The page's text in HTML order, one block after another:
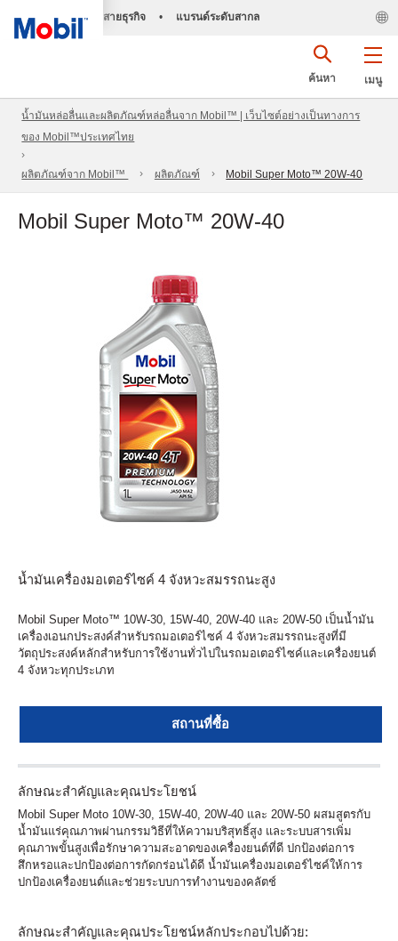
สายธุรกิจ • แบรนด์ระดับสากล
เมนู
ค้นหา
น้ำมันหล่อลื่นและผลิตภัณฑ์หล่อลื่นจาก Mobil™ | เว็บไซต์อย่างเป็นทางการ
ของ Mobil™ประเทศไทย
ผลิตภัณฑ์จาก Mobil™ ผลิตภัณฑ์ Mobil Super Moto™ 20W-40
Mobil Super Moto™ 20W-40
น้ำมันเครื่องมอเตอร์ไซค์ 4 จังหวะสมรรถนะสูง
Mobil Super Moto™ 10W-30, 15W-40, 20W-40 และ 20W-50 เป็นน้ำมัน
เครื่องเอนกประสงค์สำหรับรถมอเตอร์ไซค์ 4 จังหวะสมรรถนะสูงที่มี
วัตถุประสงค์หลักสำหรับการใช้งานทั่วไปในรถมอเตอร์ไซค์และเครื่องยนต์
4 จังหวะทุกประเภท
สถานที่ซื้อ
ลักษณะสำคัญและคุณประโยชน์
Mobil Super Moto 10W-30, 15W-40, 20W-40 และ 20W-50 ผสมสูตรกับ
น้ำมันแร่คุณภาพผ่านกรรมวิธีที่ให้ความบริสุทธิ์สูง และระบบสารเพิ่ม
คุณภาพขั้นสูงเพื่อรักษาความสะอาดของเครื่องยนต์ที่ดี ปกป้องต่อการ
สึกหรอและปกป้องต่อการกัดกร่อนได้ดี น้ำมันเครื่องมอเตอร์ไซค์ให้การ
ปกป้องเครื่องยนต์และช่วยระบบการทำงานของคลัตช์
ลักษณะสำคัญและคุณประโยชน์หลักประกอบไปด้วย: